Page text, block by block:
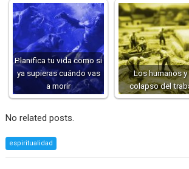
Planifica tu vida como si
ya supieras cuándo vas
a morir
Los humanos y
colapso del
No related posts.
espiritualidad